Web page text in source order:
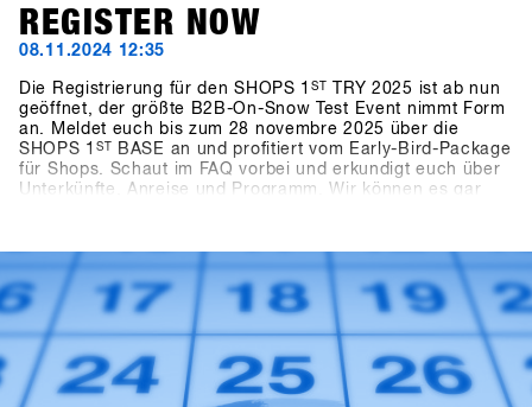
REGISTER NOW
08.11.2024 12:35
Die Registrierung für den SHOPS 1ST
TRY 2025 ist ab nun
geöffnet, der größte B2B-On-Snow Test Event nimmt Form
an. Meldet euch bis zum 28 novembre 2025 über die
SHOPS 1 ST
BASE an und profitiert vom Early-Bird-Package
für Shops. Schaut im FAQ vorbei und erkundigt euch über
Unterkünfte, Anreise und Programm. Wir können es gar